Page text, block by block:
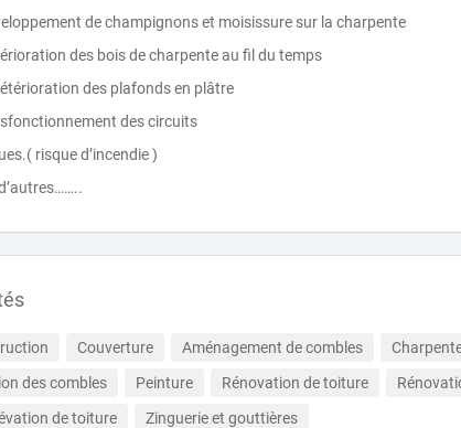
de champignons et moisissure sur la charpente
des bois de charpente au fil du temps
des plafonds en plâtre
des circuits
risque d’incendie )
Couverture Aménagement de combles
des combles
Peinture Rénovation de toiture
de toiture
Zinguerie et gouttières